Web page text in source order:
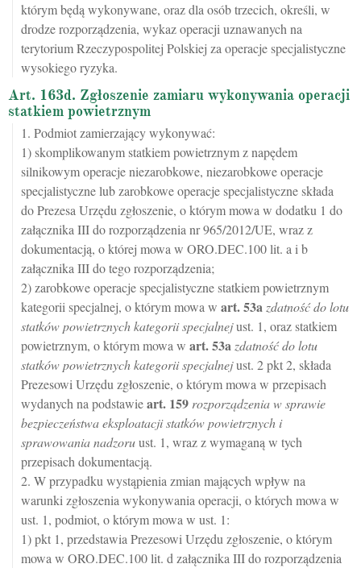
którym będą wykonywane, oraz dla osób trzecich, określi, w
drodze rozporządzenia, wykaz operacji uznawanych na
terytorium Rzeczypospolitej Polskiej za operacje specjalistyczne
wysokiego ryzyka.
Art. 163d. Zgłoszenie zamiaru wykonywania operacji
statkiem powietrznym
1. Podmiot zamierzający wykonywać:
1) skomplikowanym statkiem powietrznym z napędem
silnikowym operacje niezarobkowe, niezarobkowe operacje
specjalistyczne lub zarobkowe operacje specjalistyczne składa
do Prezesa Urzędu zgłoszenie, o którym mowa w dodatku 1 do
załącznika III do rozporządzenia nr 965/2012/UE, wraz z
dokumentacją, o której mowa w ORO.DEC.100 lit. a i b
załącznika III do tego rozporządzenia;
2) zarobkowe operacje specjalistyczne statkiem powietrznym
kategorii specjalnej, o którym mowa w art.53a zdatność do lotu
statków powietrznych kategorii specjalnejust. 1, oraz statkiem
powietrznym, o którym mowa w art.53a zdatność do lotu
statków powietrznych kategorii specjalnejust. 2 pkt 2, składa
Prezesowi Urzędu zgłoszenie, o którym mowa w przepisach
wydanych na podstawieart. 159 rozporządzenia w sprawie
bezpieczeństwa eksploatacji statków powietrznych i
sprawowania nadzoruust. 1, wraz z wymaganą w tych
przepisach dokumentacją.
2. W przypadku wystąpienia zmian mających wpływ na
warunki zgłoszenia wykonywania operacji, o których mowa w
ust. 1, podmiot, o którym mowa w ust. 1:
1) pkt 1, przedstawia Prezesowi Urzędu zgłoszenie, o którym
mowa w ORO.DEC.100 lit. d załącznika III do rozporządzenia